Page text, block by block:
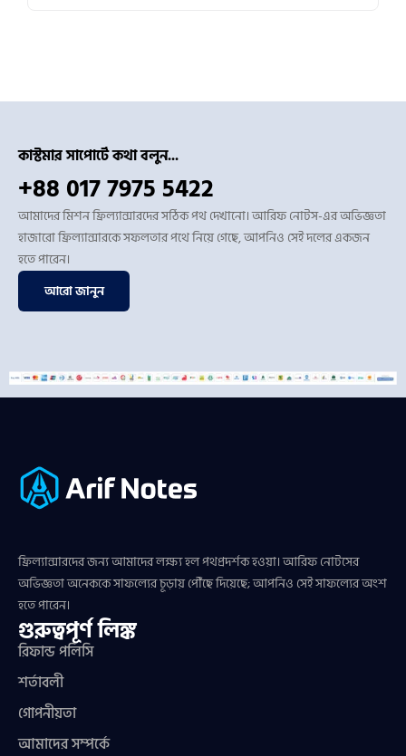
কাস্টমার সাপোর্টে কথা বলুন...
+88 017 7975 5422
আমাদের মিশন ফ্রিল্যান্সারদের সঠিক পথ দেখানো। আরিফ নোটস-এর অভিজ্ঞতা
হাজারো ফ্রিল্যান্সারকে সফলতার পথে নিয়ে গেছে, আপনিও সেই দলের একজন
হতে পারেন।
আরো জানুন
ফ্রিল্যান্সারদের জন্য আমাদের লক্ষ্য হল পথপ্রদর্শক হওয়া। আরিফ নোটসের
অভিজ্ঞতা অনেককে সাফল্যের চূড়ায় পৌঁছে দিয়েছে; আপনিও সেই সাফল্যের অংশ
হতে পারেন।
গুরুত্বপূর্ণ লিঙ্ক
রিফান্ড পলিসি
শর্তাবলী
গোপনীয়তা
আমাদের সম্পর্কে